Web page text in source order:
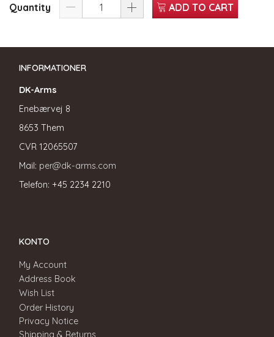
Quantity ADD TO CART
INFORMATIONER
DK-Arms
Enebærvej 8
8653 Them
CVR 12065507
Mail: per@dk-arms.com
Telefon: +45 2234 2210
KONTO
My Account
Address Book
Wish List
Order History
Privacy Notice
Shipping & Returns